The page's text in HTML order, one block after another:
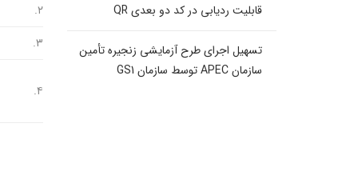
۲.
۳.
۴.
قابلیت ردیابی در کد دو بعدی QR
تسهیل اجرای طرح آزمایشی زنجیره تأمین
سازمان APEC توسط سازمان GS1